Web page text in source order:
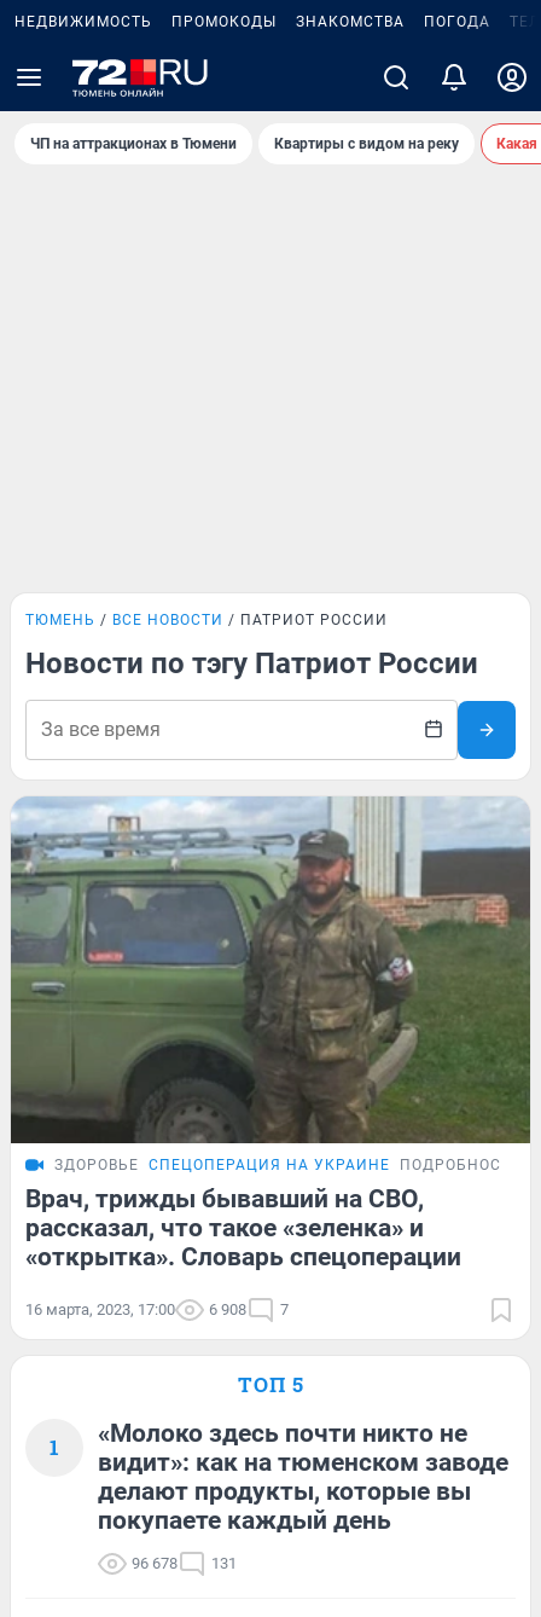
НЕДВИЖИМОСТЬ ПРОМОКОДЫ ЗНАКОМСТВА ПОГОДА
ЧП на аттракционах в Тюмени Квартиры с видом на реку
ТЮМЕНЬ ВСЕ НОВОСТИ ПАТРИОТ РОССИИ
Новости по тэгу Патриот России
ЗДОРОВЬЕ СПЕЦОПЕРАЦИЯ НА УКРАИНЕ ПОДРОБНОСТИ
Врач, трижды бывавший на СВО,
рассказал, что такое «зеленка» и
«открытка». Словарь спецоперации
16 марта, 2023, 17:00 6 908 7
ТОП 5
1
«Молоко здесь почти никто не
видит»: как на тюменском заводе
делают продукты, которые вы
покупаете каждый день
96 678 131